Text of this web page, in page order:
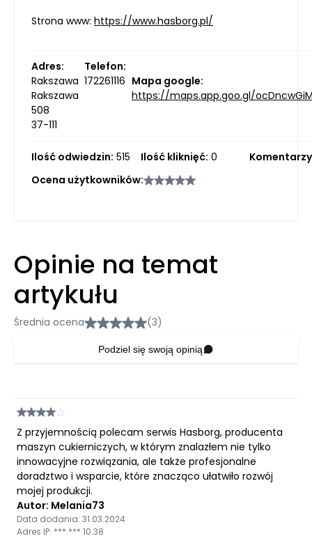
Strona www: https://www.hasborg.pl/
Adres:
Rakszawa
Rakszawa
508
37-111
Telefon:
172261116 Mapa google:
https://maps.app.goo.gl/
Ilość odwiedzin: 515 Ilość kliknięć: 0
Ocena użytkowników:
Opinie na temat
artykułu
Średnia ocena (3)
Podziel się swoją opinią
Z przyjemnością polecam serwis Hasborg, producenta
maszyn cukierniczych, w którym znalazłem nie tylko
innowacyjne rozwiązania, ale także profesjonalne
doradztwo i wsparcie, które znacząco ułatwiło rozwój
mojej produkcji.
Autor: Melania73
Data dodania: 31.03.2024
Adres IP: ***.***.10.38